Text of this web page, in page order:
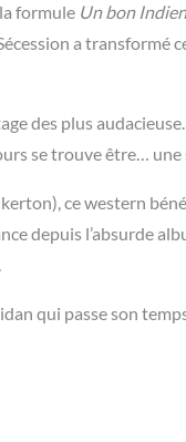
formule Un bon
a transformé
des plus
se trouve être… une
ce western
depuis l’absurde
qui passe son